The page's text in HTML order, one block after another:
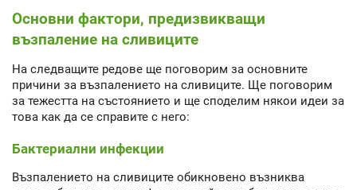
Основни фактори, предизвикващи
възпаление на сливиците
На следващите редове ще поговорим за основните
причини за възпалението на сливиците. Ще поговорим
за тежестта на състоянието и ще споделим някои идеи за
това как да се справите с него:
Бактериални инфекции
Възпалението на сливиците обикновено възниква